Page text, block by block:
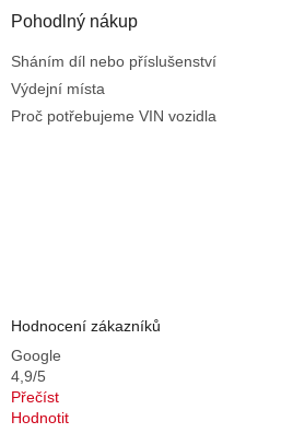
Pohodlný nákup
Sháním díl nebo příslušenství
Výdejní místa
Proč potřebujeme VIN vozidla
Hodnocení zákazníků
Google
4,9/5
Přečíst
Hodnotit